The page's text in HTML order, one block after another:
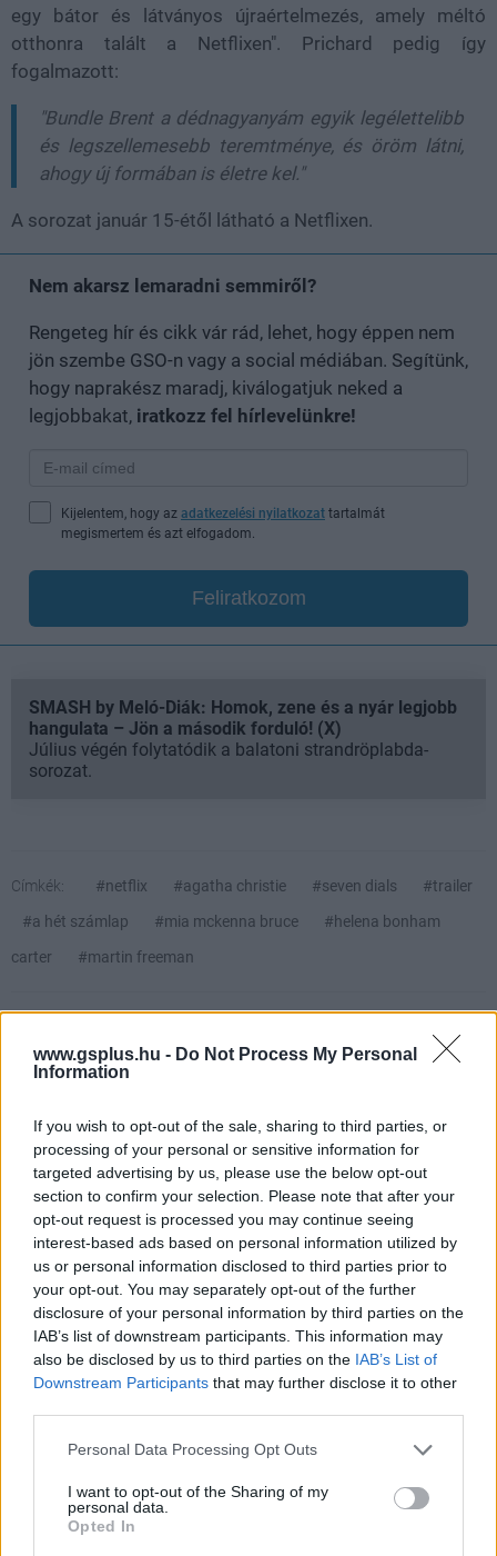
www.gsplus.hu - Do Not Process My Personal
Information
If you wish to opt-out of the sale, sharing to third parties, or
processing of your personal or sensitive information for
targeted advertising by us, please use the below opt-out
section to confirm your selection. Please note that after your
opt-out request is processed you may continue seeing
interest-based ads based on personal information utilized by
us or personal information disclosed to third parties prior to
your opt-out. You may separately opt-out of the further
disclosure of your personal information by third parties on the
IAB’s list of downstream participants. This information may
also be disclosed by us to third parties on the IAB’s List of
Downstream Participants that may further disclose it to other
Please note that this website/app uses one or more Google
not limited to your visit or usage behaviour. You may click to
grant or deny consent to Google and its third-party tags to
use your data for below specified purposes in below Google
Personal Data Processing Opt Outs
I want to opt-out of the Sharing of my
personal data.
Opted In
egy bátor és látványos újraértelmezés, amely méltó
otthonra talált a Netflixen". Prichard pedig így
fogalmazott:
"Bundle Brent a dédnagyanyám egyik legélettelibb
és legszellemesebb teremtménye, és öröm látni,
ahogy új formában is életre kel."
A sorozat január 15-étől látható a Netflixen.
Nem akarsz lemaradni semmiről?
Rengeteg hír és cikk vár rád, lehet, hogy éppen nem
jön szembe GSO-n vagy a social médiában. Segítünk,
hogy naprakész maradj, kiválogatjuk neked a
legjobbakat, iratkozz fel hírlevelünkre!
Kijelentem, hogy az adatkezelési nyilatkozat tartalmát
megismertem és azt elfogadom.
Feliratkozom
SMASH by Meló-Diák: Homok, zene és a nyár legjobb
hangulata – Jön a második forduló! (X)
Július végén folytatódik a balatoni strandröplabda-
sorozat.
Címkék: #netflix #agatha christie #seven dials
#trailer
#a hét számlap
#mia mckenna bruce
#helena bonham
carter
#martin freeman
Hozzászólások
Még egy évig biztosan kap
ingyenes frissítéseket a The
Crew Motorfest - ezek a Year 3
első újdonságai
Chavalier|2025 november 6. 09:36